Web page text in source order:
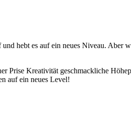
hebt es auf ein neues Niveau. Aber
Prise Kreativität geschmackliche
auf ein neues Level!